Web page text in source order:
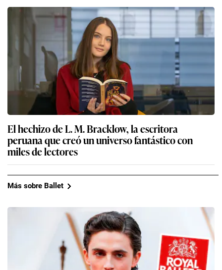
El hechizo de L. M. Bracklow, la escritora
peruana que creó un universo fantástico con
miles de lectores
Más sobre Ballet